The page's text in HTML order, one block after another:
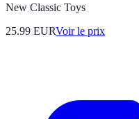
New Classic Toys
25.99 EURVoir le prix